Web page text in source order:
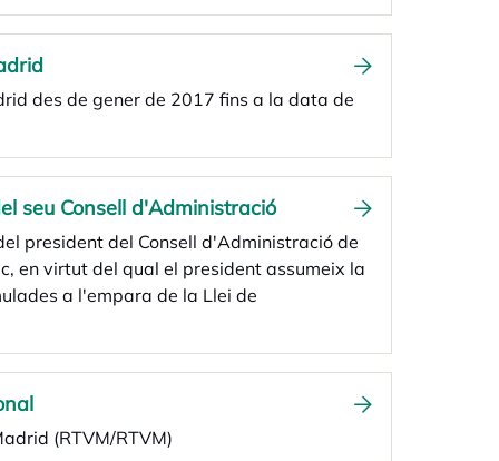
des de gener de 2017 fins a la data de
seu Consell d'Administració
president del Consell d'Administració de
en virtut del qual el president assumeix la
a l'empara de la Llei de
(RTVM/RTVM)